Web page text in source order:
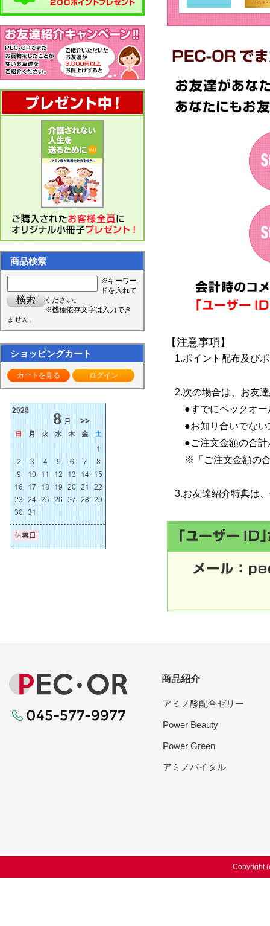
商品検索
※キーワー
ドを入れて
ください。
※機種依存文字は入力でき
ません。
ショッピングカート
カートを見る ログイン
【注意事項】
1.ポイント配布及び
2.次の場合は、お友
●すでにペックオー
●お知り合いでない
●ご注文金額の合計
※「ご注文金額の合
3.お友達紹介特典は
商品紹介
アミノ酸配合ゼリー
Power Beauty
Power Green
アミノバイタル
Copyright